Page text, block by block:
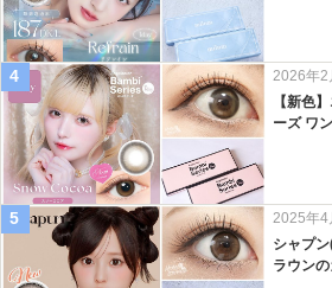
4
2026年2
【新色
ーズ ワ
5
2025年4
シャプ
ラウン